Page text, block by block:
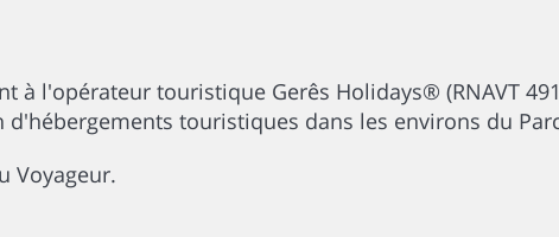
à l'opérateur touristique Gerês Holidays® (RNAVT
touristiques dans les environs du
Voyageur.